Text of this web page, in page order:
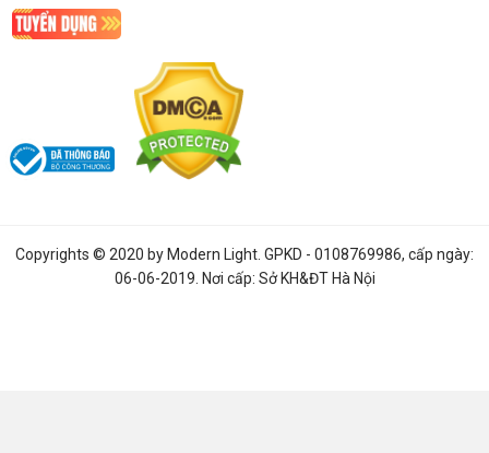
Copyrights © 2020 by Modern Light. GPKD - 0108769986, cấp ngày:
06-06-2019. Nơi cấp: Sở KH&ĐT Hà Nội